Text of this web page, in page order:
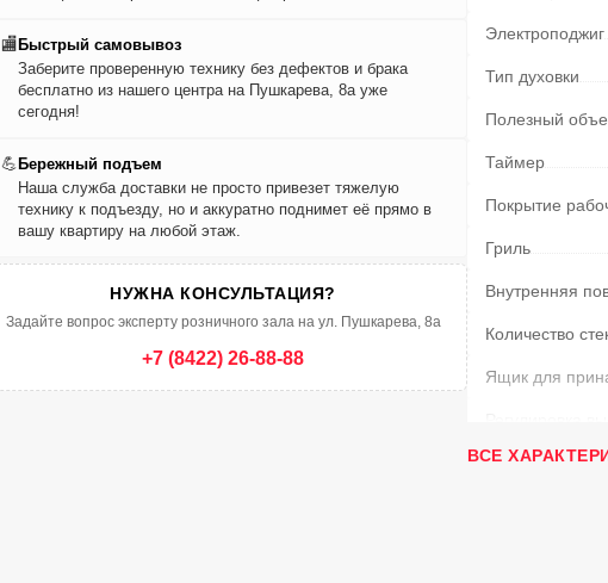
🏬 Быстрый самовывоз
Заберите проверенную технику без дефектов и брака
бесплатно из нашего центра на Пушкарева, 8а уже
сегодня!
💪 Бережный подъем
Наша служба доставки не просто привезет тяжелую
технику к подъезду, но и аккуратно поднимет её прямо в
вашу квартиру на любой этаж.
НУЖНА КОНСУЛЬТАЦИЯ?
Задайте вопрос эксперту розничного зала на ул. Пушкарева, 8а
+7 (8422) 26-88-88
Электроподжиг
Тип духовки
Полезный
Таймер
Покрытие
Гриль
Внутренняя
Количество
Ящик для
Тип
ВСЕ